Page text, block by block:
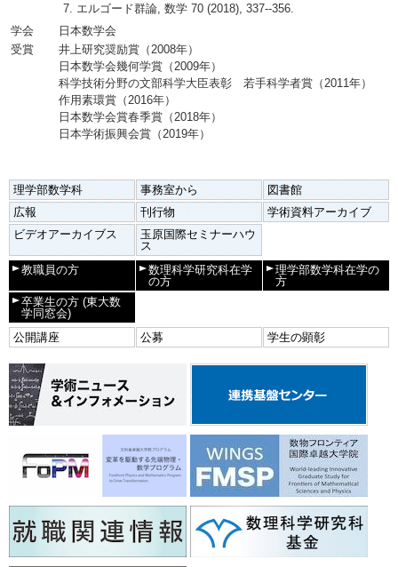
エルゴード群論, 数学 70 (2018), 337--356.
学会
日本数学会
受賞
井上研究奨励賞（2008年）
日本数学会幾何学賞（2009年）
科学技術分野の文部科学大臣表彰 若手科学者賞（2011年）
作用素環賞（2016年）
日本数学会賞春季賞（2018年）
日本学術振興会賞（2019年）
理学部数学科 事務室から
図書館
広報
刊行物
学術資料アーカイブ
ビデオアーカイブス
玉原国際セミナーハウ
ス
教職員の方
数理科学研究科在学
の方
理学部数学科在学の
方
卒業生の方 (東大数
学同窓会)
公開講座
公募 学生の顕彰